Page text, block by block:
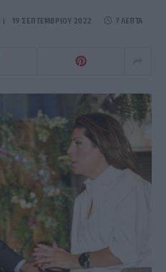
19 ΣΕΠΤΕΜΒΡΊΟΥ 2022 7 ΛΕΠΤΆ